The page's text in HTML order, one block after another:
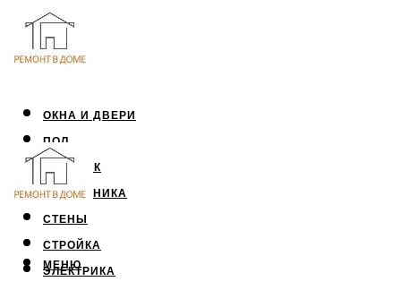
ОКНА И ДВЕРИ
ПОЛ
ПОТОЛОК
САНТЕХНИКА
СТЕНЫ
СТРОЙКА
ЭЛЕКТРИКА
МЕНЮ